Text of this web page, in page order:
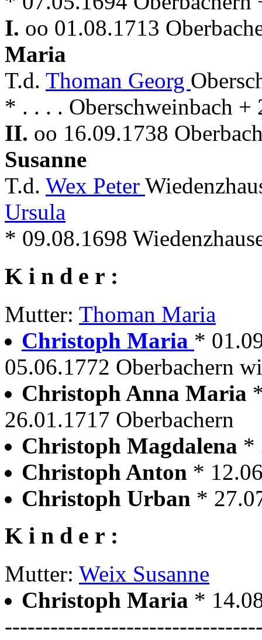
I. oo 01.08.1713
Maria
T.d. Thoman Georg
* . . . . Oberschweinbach +
II. oo 16.09.1738
Susanne
T.d. Wex Peter
Ursula
* 09.08.1698
K i n d e r :
Mutter: Thoman Maria
Christoph Maria *
05.06.1772 Oberbachern
Christoph Anna Maria
26.01.1717 Oberbachern
Christoph Magdalena *
Christoph Anton *
Christoph Urban *
K i n d e r :
Mutter: Weix Susanne
Christoph Maria *